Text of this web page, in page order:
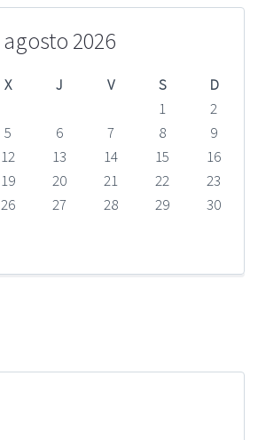
agosto 2026
X J V S
D
1
2
5 6 7 8
9
12 13 14 15
16
19 20 21 22
23
26 27 28 29
30